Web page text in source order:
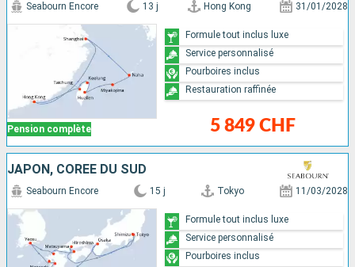
Pension complète
Seabourn Encore 13 j Hong Kong 31/01/2028
5 849 CHF
Formule tout inclus luxe
Service personnalisé
Pourboires inclus
Restauration raffinée
JAPON, CORÉE DU SUD
Seabourn Encore 15 j Tokyo 11/03/2028
Formule tout inclus luxe
Service personnalisé
Pourboires inclus